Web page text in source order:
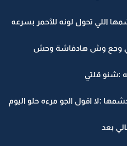
اللي تحول لونه للآحمر بسرعه
وجع وش هادفاشة وحش
:شنو قلتي
:لا اقول الجو مرءه حلو اليوم
بعد